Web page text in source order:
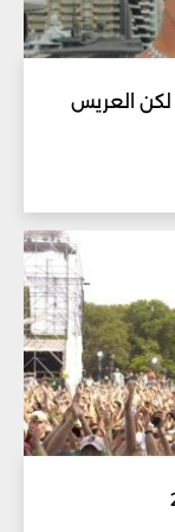
لكن العريس